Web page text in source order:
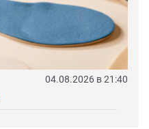
04.08.2026 в 21:40